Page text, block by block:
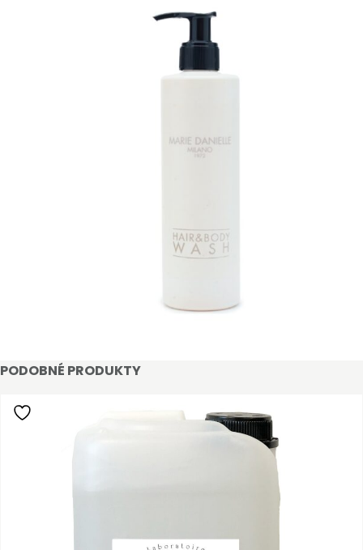
PODOBNÉ PRODUKTY
Stát se klientem velkoobchodu Bohéme Collection
je jednoduché, stačí podnikat a mít platné IČO.